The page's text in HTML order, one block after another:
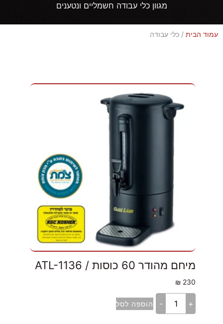
מגוון כלי עבודה חשמליים ונטענים
עמוד הבית / כלי עבודה
מיחם מהודר 60 כוסות / ATL-1136
230
₪
+
- הוספה לסל